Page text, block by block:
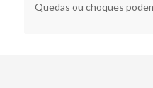
Quedas ou choques